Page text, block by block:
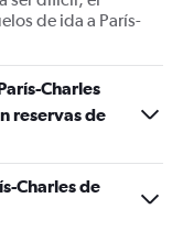
de ida a París-
Charles
reservas de
Charles de